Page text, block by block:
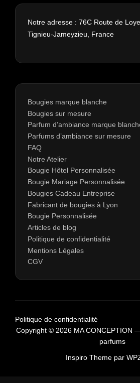
Notre adresse : 76C Route de
Tignieu-Jameyzieu, France
Bougies marque blanche
Bougies sur mesure
Parfum d’ambiance marque
Parfums d’ambiance sur mesure
FAQ
Notre Atelier
Bougie Hôtel Personnalisée
Bougie Mariage Personnalisée
Bougies Cadeau Entreprise
Fabricant de bougies à Lyon
Bougie Personnalisée
Articles de blog
Politique de confidentialité
Mentions Légales
CGV
Politique de confidentialité
Copyright © 2026 MA CONCEPTION
parfums
Inspiro Theme par